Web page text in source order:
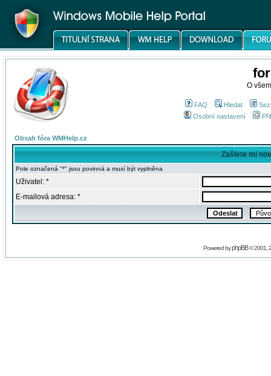
O
FAQ Hledat
Osobní nastavení
Obsah fóra WMHelp.cz
Zašlete mi
Pole označená "*" jsou povinná a musí být vyplněna
Uživatel: *
E-mailová adresa: *
Powered byphpBB© 2001,